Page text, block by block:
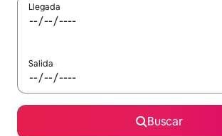
Llegada
Salida
Buscar